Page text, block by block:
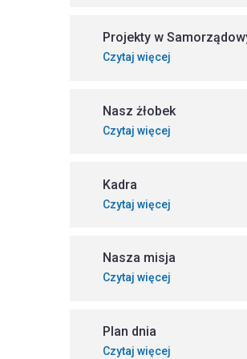
Projekty w
Czytaj więcej
Nasz żłobek
Czytaj więcej
Kadra
Czytaj więcej
Nasza misja
Czytaj więcej
Plan dnia
Czytaj więcej